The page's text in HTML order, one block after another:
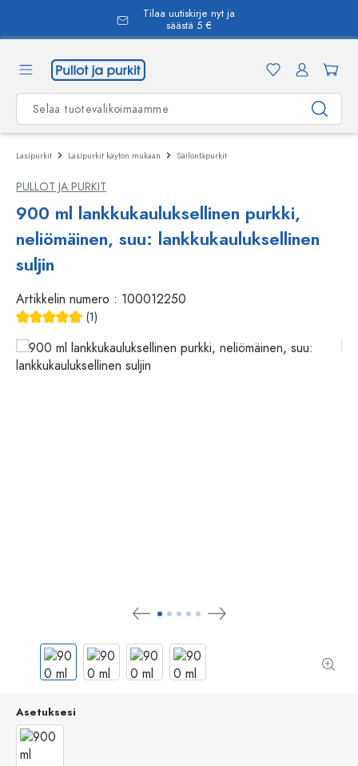
Tilaa uutiskirje nyt ja
säästä 5 €
Lasipurkit Lasipurkit käytön mukaan Säilöntäpurkit
PULLOT JA PURKIT
900 ml lankkukauluksellinen purkki,
neliömäinen, suu: lankkukauluksellinen
suljin
Artikkelin numero : 100012250
(1)
Asetuksesi